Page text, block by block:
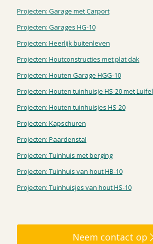
Projecten: Garage met Carport
Projecten: Garages HG-10
Projecten: Heerlijk buitenleven
Projecten: Houtconstructies met plat dak
Projecten: Houten Garage HGG-10
Projecten: Houten tuinhuisje HS-20 met Luifel
Projecten: Houten tuinhuisjes HS-20
Projecten: Kapschuren
Projecten: Paardenstal
Projecten: Tuinhuis met berging
Projecten: Tuinhuis van hout HB-10
Projecten: Tuinhuisjes van hout HS-10
Neem contact op